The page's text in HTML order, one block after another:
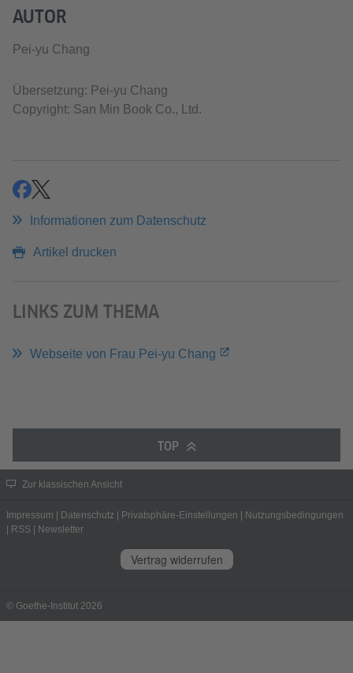
AUTOR
Pei-yu Chang
Übersetzung: Pei-yu Chang
Copyright: San Min Book Co., Ltd.
teilenteilen
Informationen zum Datenschutz
Artikel drucken
LINKS ZUM THEMA
Webseite von Frau Pei-yu Chang
TOP
Zur klassischen Ansicht
Impressum Datenschutz Privatsphäre-Einstellungen
Nutzungsbedingungen
RSS Newsletter
Vertrag widerrufen
© Goethe-Institut 2026